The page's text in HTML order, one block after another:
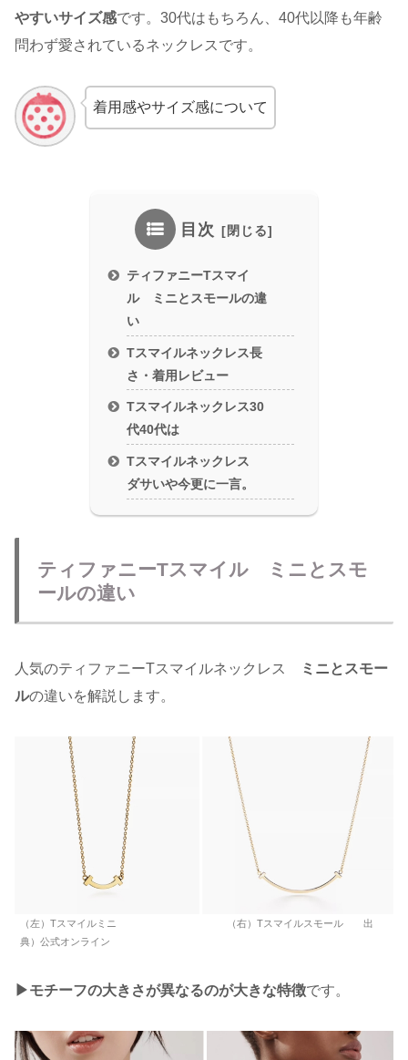
やすいサイズ感です。30代はもちろん、40代以降も年齢
問わず愛されているネックレスです。
着用感やサイズ感について
目次
ティファニーTスマイ
ル ミニとスモールの違
い
Tスマイルネックレス長
さ・着用レビュー
Tスマイルネックレス30
代40代は
Tスマイルネックレス
ダサいや今更に一言。
ティファニーTスマイル ミニとスモ
ールの違い
人気のティファニーTスマイルネックレス
ミニとスモー
ルの違いを解説します。
（左）Tスマイルミニ （右）Tスマイルスモール 出
典）公式オンライン
▶︎モチーフの大きさが異なるのが大きな特徴です。